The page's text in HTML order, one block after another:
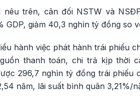
trên, cân đối NSTW và
GDP, giảm 40,3 nghìn tỷ đồng so
hành việc phát hành trái phiếu
thanh toán, chi trả kịp thời
296,7 nghìn tỷ đồng trái
năm, lãi suất bình quân 3,21%/